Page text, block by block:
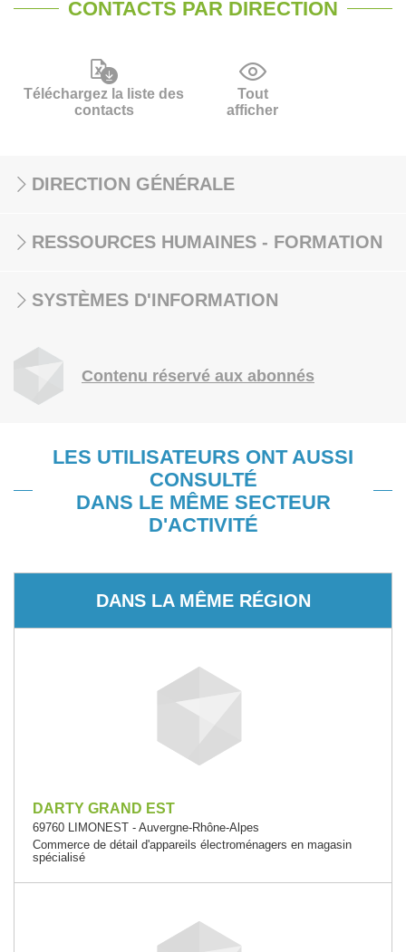
CONTACTS PAR DIRECTION
Téléchargez la liste des
contacts
Tout
afficher
DIRECTION GÉNÉRALE
RESSOURCES HUMAINES - FORMATION
SYSTÈMES D'INFORMATION
Contenu réservé aux abonnés
LES UTILISATEURS ONT AUSSI
CONSULTÉ
DANS LE MÊME SECTEUR
D'ACTIVITÉ
DANS LA MÊME RÉGION
DARTY GRAND EST
69760 LIMONEST - Auvergne-Rhône-Alpes
Commerce de détail d'appareils électroménagers en magasin
spécialisé